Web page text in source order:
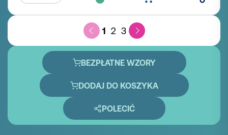
1 2 3
BEZPŁATNE WZORY
DODAJ DO KOSZYKA
POLECIĆ